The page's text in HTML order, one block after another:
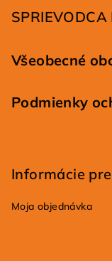
Všeobecné
Podmienky
Informácie
Moja objednávka